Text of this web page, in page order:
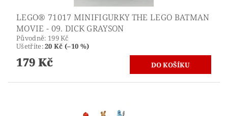
LEGO® 71017 MINIFIGURKY THE LEGO BATMAN
MOVIE - 09. DICK GRAYSON
Původně: 199 Kč
Ušetříte:20 Kč (–10 %)
179 Kč